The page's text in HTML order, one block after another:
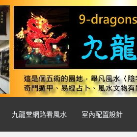
九龍堂網路看風水 室內配置設計